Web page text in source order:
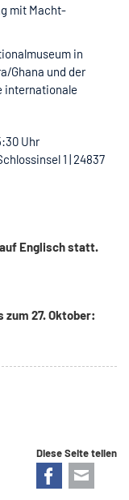
mit Macht-
in
Ghana und der
internationale
Uhr
1 | 24837
Englisch statt.
27. Oktober:
Diese Seite teilen
Facebook